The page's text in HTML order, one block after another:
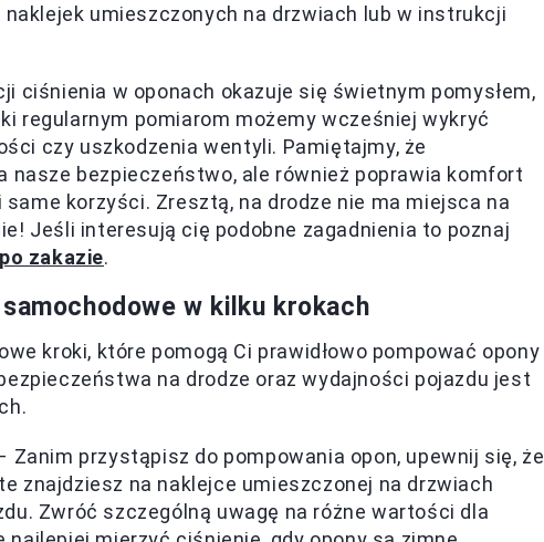
umieszczonych na drzwiach lub w instrukcji
ciśnienia w oponach okazuje się świetnym pomysłem,
regularnym pomiarom możemy wcześniej wykryć
czy uszkodzenia wentyli. Pamiętajmy, że
nasze bezpieczeństwo, ale również poprawia komfort
korzyści. Zresztą, na drodze nie ma miejsca na
Jeśli interesują cię podobne zagadnienia to poznaj
zakazie.
w kilku krokach
kroki, które pomogą Ci prawidłowo pompować opony
na drodze oraz wydajności pojazdu jest
Zanim przystąpisz do pompowania opon, upewnij się, że
znajdziesz na naklejce umieszczonej na drzwiach
Zwróć szczególną uwagę na różne wartości dla